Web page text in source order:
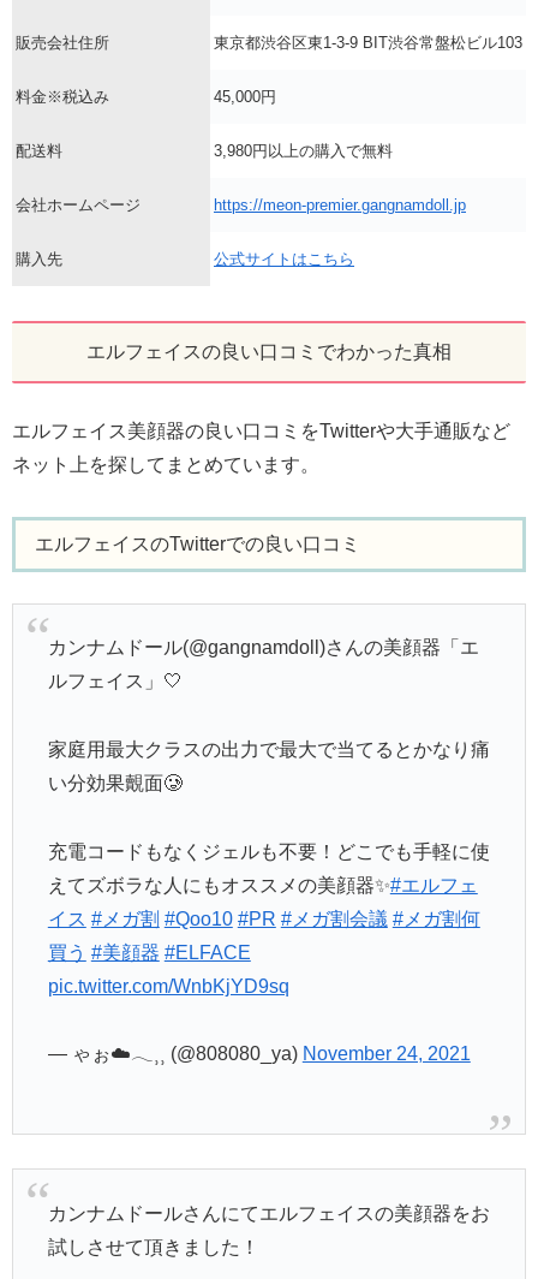
販売会社住所 東京都渋谷区東1-3-9 BIT渋谷常盤松ビル103
料金※税込み 45,000円
配送料 3,980円以上の購入で無料
会社ホームページ https://meon-premier.gangnamdoll.jp
購入先 公式サイトはこちら
エルフェイスの良い口コミでわかった真相
エルフェイス美顔器の良い口コミをTwitterや大手通販など
ネット上を探してまとめています。
エルフェイスのTwitterでの良い口コミ
カンナムドール(@gangnamdoll)さんの美顔器「エ
ルフェイス」🤍
家庭用最大クラスの出力で最大で当てるとかなり痛
い分効果覿面🥲
充電コードもなくジェルも不要！どこでも手軽に使
えてズボラな人にもオススメの美顔器✨#エルフェ
イス #メガ割 #Qoo10 #PR #メガ割会議 #メガ割何
買う #美顔器 #ELFACE
pic.twitter.com/WnbKjYD9sq
— ゃぉ☁️𓂃⸒⸒ (@808080_ya) November 24, 2021
カンナムドールさんにてエルフェイスの美顔器をお
試しさせて頂きました！